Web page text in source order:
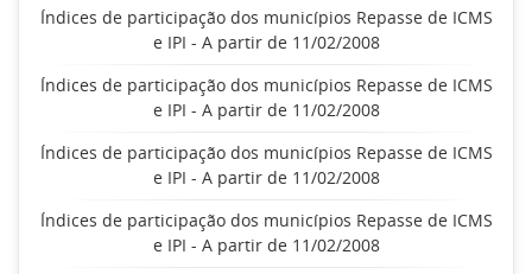
Índices de participação dos municípios Repasse de ICMS
e IPI - A partir de 11/02/2008
Índices de participação dos municípios Repasse de ICMS
e IPI - A partir de 11/02/2008
Índices de participação dos municípios Repasse de ICMS
e IPI - A partir de 11/02/2008
Índices de participação dos municípios Repasse de ICMS
e IPI - A partir de 11/02/2008